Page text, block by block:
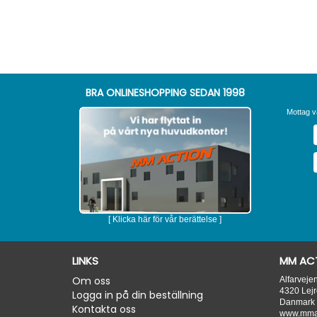
BRA ONLINESHOPPING SEDAN 1998
[ Klicka här för vår berättelse ]
Mottag
LINKS
Om oss
Logga in på din beställning
Kontakta oss
MM
4320
Danmark